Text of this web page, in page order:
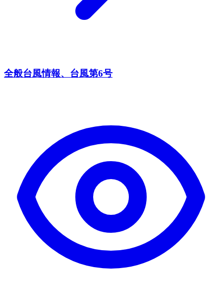
全般台風情報、台風第6号